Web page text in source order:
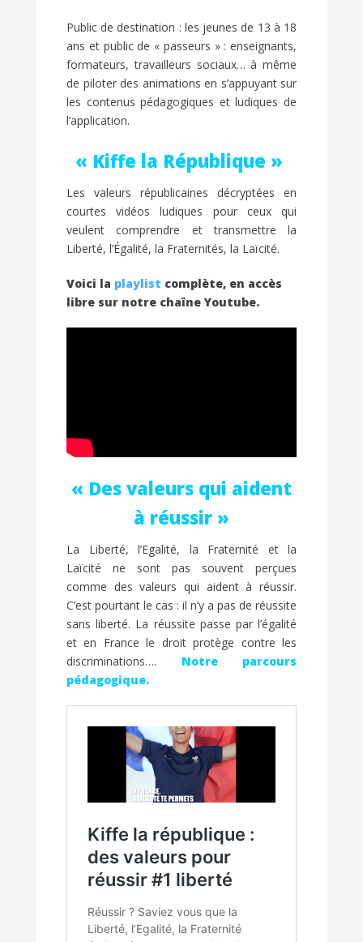
Public de destination : les jeunes de 13 à 18
ans et public de « passeurs » : enseignants,
formateurs, travailleurs sociaux… à même
de piloter des animations en s’appuyant sur
les contenus pédagogiques et ludiques de
l’application.
« Kiffe la République »
Les valeurs républicaines décryptées en
courtes vidéos ludiques pour ceux qui
veulent comprendre et transmettre la
Liberté, l’Égalité, la Fraternités, la Laïcité.
Voici la playlist complète, en accès
libre sur notre chaîne Youtube.
« Des valeurs qui aident
à réussir »
La Liberté, l’Egalité, la Fraternité et la
Laïcité ne sont pas souvent perçues
comme des valeurs qui aident à réussir.
C’est pourtant le cas : il n’y a pas de réussite
sans liberté. La réussite passe par l’égalité
et en France le droit protège contre les
discriminations…. Notre parcours
pédagogique.